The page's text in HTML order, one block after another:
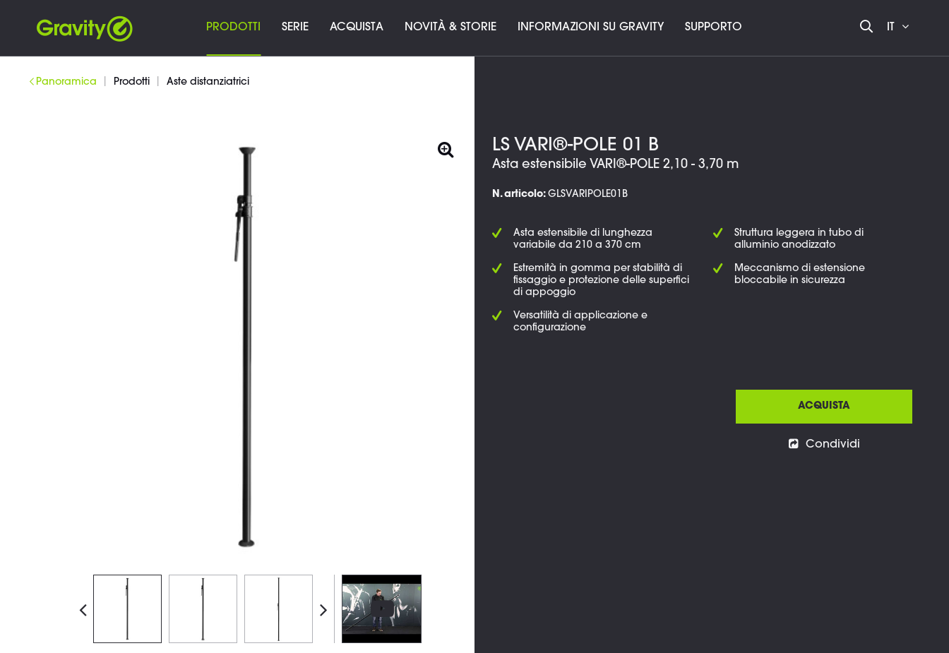
PRODOTTI SERIE ACQUISTA NOVITÀ & STORIE INFORMAZIONI SU GRAVITY SUPPORTO
Panoramica Prodotti Aste distanziatrici
LS VARI®-POLE 01 B
Asta estensibile VARI®-POLE 2,10 - 3,70 m
N. articolo: GLSVARIPOLE01B
Asta estensibile di lunghezza
variabile da 210 a 370 cm
Struttura leggera in tubo di
alluminio anodizzato
Estremità in gomma per stabilità di
fissaggio e protezione delle superfici
di appoggio
Meccanismo di estensione
bloccabile in sicurezza
Versatilità di applicazione e
configurazione
ACQUISTA
Condividi